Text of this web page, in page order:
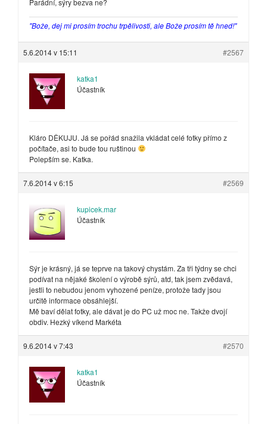
"Bože, dej mi prosím trochu trpělivosti, ale Bože prosím tě hned!"
5.6.2014 v 15:11 #2567
katka1
Účastník
Kláro DĚKUJU. Já se pořád snažila vkládat celé fotky přímo z
počítače, asi to bude tou ruštinou
Polepším se. Katka.
7.6.2014 v 6:15 #2569
kupicek.mar
Účastník
Sýr je krásný, já se teprve na takový chystám. Za tři týdny se chci
podívat na nějaké školení o výrobě sýrů, atd, tak jsem zvědavá,
jestli to nebudou jenom vyhozené peníze, protože tady jsou
určitě informace obsáhlejší.
Mě baví dělat fotky, ale dávat je do PC už moc ne. Takže dvojí
obdiv. Hezký víkend Markéta
9.6.2014 v 7:43 #2570
katka1
Účastník